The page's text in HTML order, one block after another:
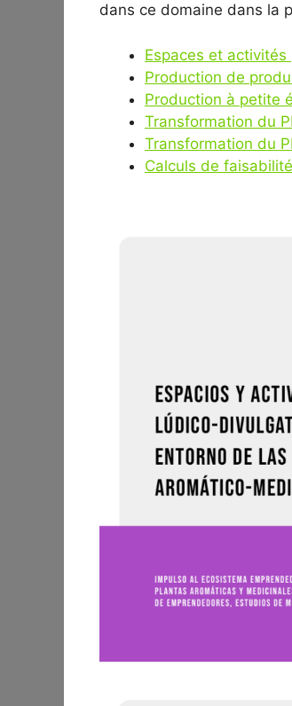
dans ce domaine dans la
Espaces et
Production de
Production à petite
Transformation du
Transformation du
Calculs de